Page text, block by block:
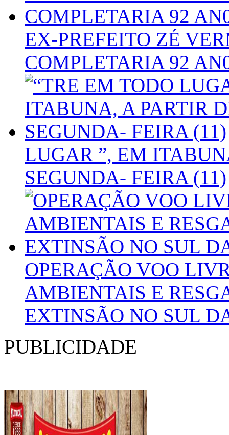
EX-PREFEITO ZÉ
COMPLETARIA 92
LUGAR ”, EM
SEGUNDA- FEIRA (11)
OPERAÇÃO VOO
AMBIENTAIS E
EXTINSÃO NO SUL
PUBLICIDADE